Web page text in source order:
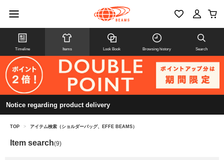
Timeline Items Look Book Browsing history Search
Notice regarding product delivery
TOP > アイテム検索（ショルダーバッグ、EFFE BEAMS）
Item search(9)